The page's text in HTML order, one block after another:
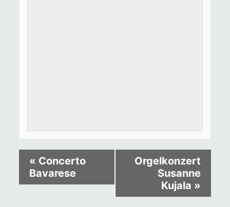
« Concerto
Bavarese
Orgelkonzert
Susanne
Kujala »